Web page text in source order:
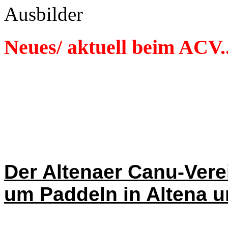
Neues/ aktuell beim
Der Altenaer Canu-
um Paddeln in Altena